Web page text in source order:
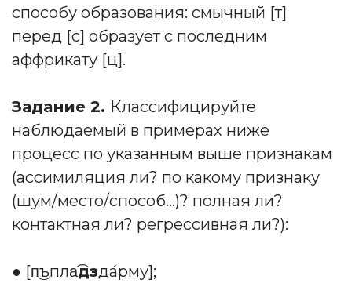
способу образования: смычный [т]
перед [с] образует с последним
аффрикату [ц].
Задание 2. Классифицируйте
наблюдаемый в примерах ниже
процесс по указанным выше признакам
(ассимиляция ли? по какому признаку
(шум/место/способ…)? полная ли?
контактная ли? регрессивная ли?):
● [п͜ъпла͡дзда́рму];